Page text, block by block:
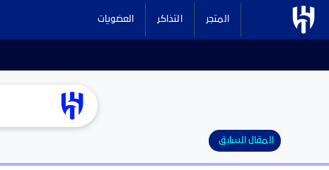
المتجر التذاكر العضويات
المقال السابق